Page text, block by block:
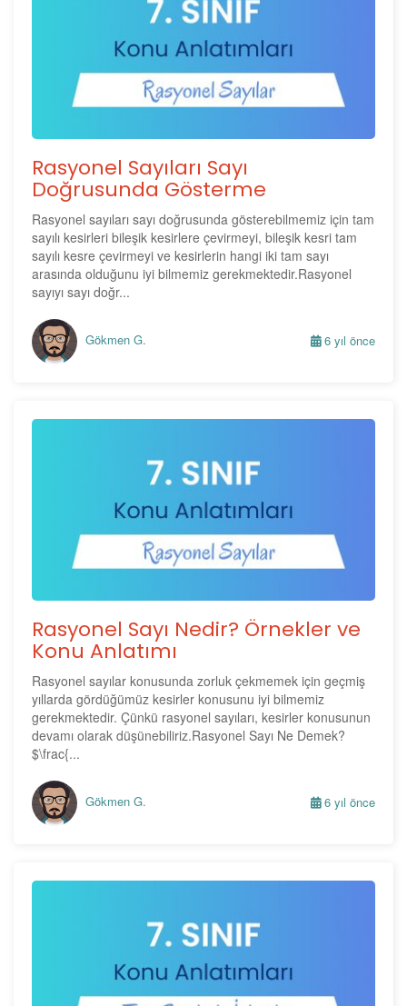
Rasyonel Sayıları Sayı
Doğrusunda Gösterme
Rasyonel sayıları sayı doğrusunda gösterebilmemiz için tam
sayılı kesirleri bileşik kesirlere çevirmeyi, bileşik kesri tam
sayılı kesre çevirmeyi ve kesirlerin hangi iki tam sayı
arasında olduğunu iyi bilmemiz gerekmektedir.Rasyonel
sayıyı sayı doğr...
Gökmen G. 6 yıl önce
Rasyonel Sayı Nedir? Örnekler ve
Konu Anlatımı
Rasyonel sayılar konusunda zorluk çekmemek için geçmiş
yıllarda gördüğümüz kesirler konusunu iyi bilmemiz
gerekmektedir. Çünkü rasyonel sayıları, kesirler konusunun
devamı olarak düşünebiliriz.Rasyonel Sayı Ne Demek?
$\frac{...
Gökmen G. 6 yıl önce